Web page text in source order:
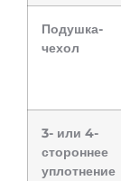
Подушка-
чехол
3- или 4-
стороннее
уплотнение